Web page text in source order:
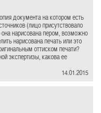
документа на котором есть
(лицо присутствовало
нарисована пером, возможно
нарисована печать или это
оттиском печати?
экспертизы, какова ее
14.01.2015